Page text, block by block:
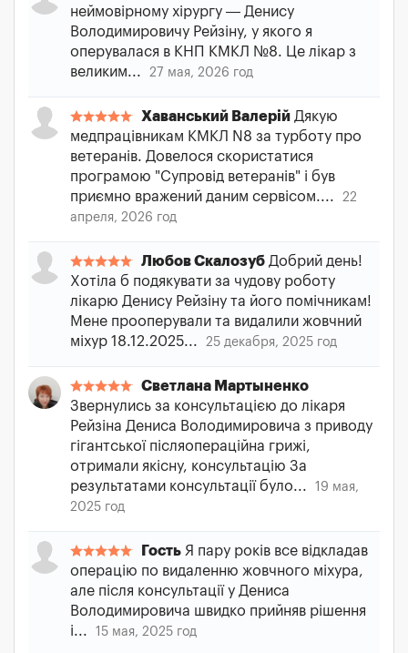
неймовірному хірургу — Денису
Володимировичу Рейзіну, у якого я
оперувалася в КНП КМКЛ №8. Це лікар з
великим...
27 мая, 2026 год
Хаванський Валерій Дякую
медпрацівникам КМКЛ N8 за турботу про
ветеранів. Довелося скористатися
програмою "Супровід ветеранів" і був
приємно вражений даним сервісом....
22
апреля, 2026 год
Любов Скалозуб Добрий день!
Хотіла б подякувати за чудову роботу
лікарю Денису Рейзіну та його помічникам!
Мене прооперували та видалили жовчний
міхур 18.12.2025...
25 декабря, 2025 год
Светлана Мартыненко
Звернулись за консультацією до лікаря
Рейзіна Дениса Володимировича з приводу
гігантської післяопераційна грижі,
отримали якісну, консультацію За
результатами консультації було...
19 мая,
2025 год
Гость Я пару років все відкладав
операцію по видаленню жовчного міхура,
але після консультації у Дениса
Володимировича швидко прийняв рішення
і...
15 мая, 2025 год